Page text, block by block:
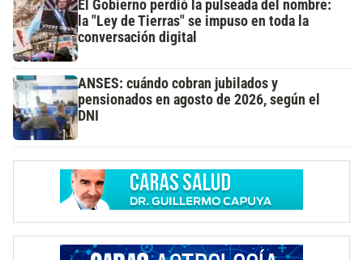
El Gobierno perdió la pulseada del nombre:
la "Ley de Tierras" se impuso en toda la
conversación digital
ANSES: cuándo cobran jubilados y
pensionados en agosto de 2026, según el
DNI